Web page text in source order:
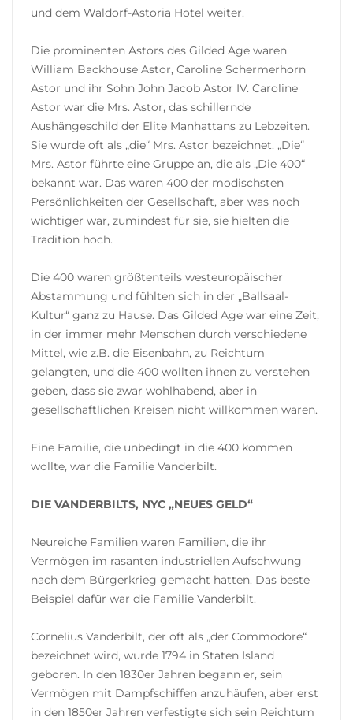
und dem Waldorf-Astoria Hotel weiter.
Die prominenten Astors des Gilded Age waren
William Backhouse Astor, Caroline Schermerhorn
Astor und ihr Sohn John Jacob Astor IV. Caroline
Astor war die Mrs. Astor, das schillernde
Aushängeschild der Elite Manhattans zu Lebzeiten.
Sie wurde oft als „die“ Mrs. Astor bezeichnet. „Die“
Mrs. Astor führte eine Gruppe an, die als „Die 400“
bekannt war. Das waren 400 der modischsten
Persönlichkeiten der Gesellschaft, aber was noch
wichtiger war, zumindest für sie, sie hielten die
Tradition hoch.
Die 400 waren größtenteils westeuropäischer
Abstammung und fühlten sich in der „Ballsaal-
Kultur“ ganz zu Hause. Das Gilded Age war eine Zeit,
in der immer mehr Menschen durch verschiedene
Mittel, wie z.B. die Eisenbahn, zu Reichtum
gelangten, und die 400 wollten ihnen zu verstehen
geben, dass sie zwar wohlhabend, aber in
gesellschaftlichen Kreisen nicht willkommen waren.
Eine Familie, die unbedingt in die 400 kommen
wollte, war die Familie Vanderbilt.
DIE VANDERBILTS, NYC „NEUES GELD“
Neureiche Familien waren Familien, die ihr
Vermögen im rasanten industriellen Aufschwung
nach dem Bürgerkrieg gemacht hatten. Das beste
Beispiel dafür war die Familie Vanderbilt.
Cornelius Vanderbilt, der oft als „der Commodore“
bezeichnet wird, wurde 1794 in Staten Island
geboren. In den 1830er Jahren begann er, sein
Vermögen mit Dampfschiffen anzuhäufen, aber erst
in den 1850er Jahren verfestigte sich sein Reichtum